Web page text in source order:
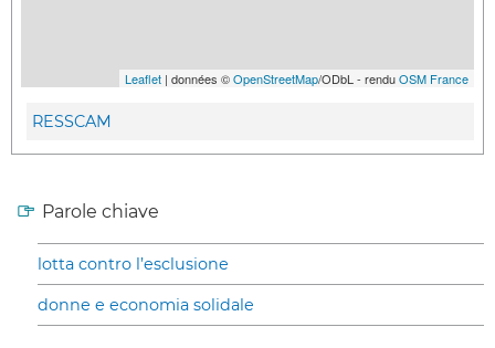
Leaflet | données ©OpenStreetMap/ODbL - renduOSM France
RESSCAM
Parole chiave
lotta contro l’esclusione
donne e economia solidale